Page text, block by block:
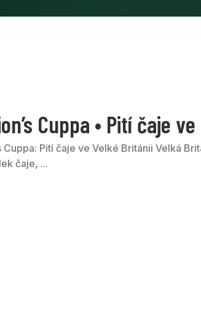
Cuppa • Pití čaje
Cuppa: Pití čaje ve Velké Británii Velká
čaje, ...